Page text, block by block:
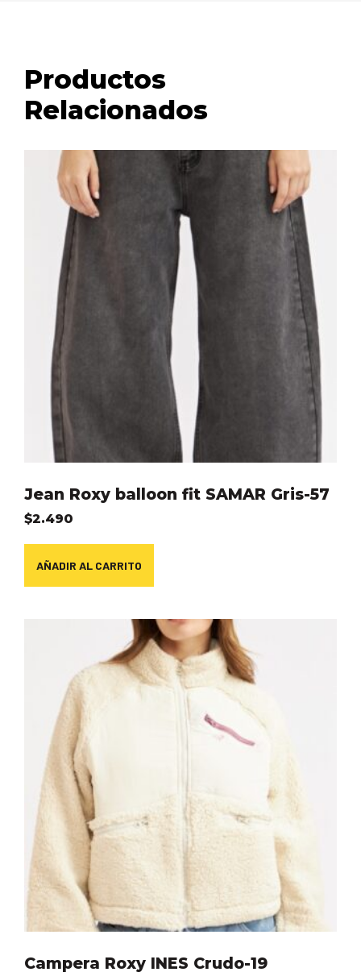
Productos
Relacionados
Jean Roxy balloon fit SAMAR Gris-57
$2.490
AÑADIR AL CARRITO
Campera Roxy INES Crudo-19